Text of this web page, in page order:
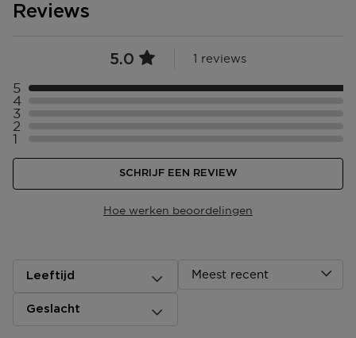
Reviews
5.0 1 reviews
Hoe werken beoordelingen
Selecteer ({numberOfReviews}} met 5 sterren
5
Selecteer ({numberOfReviews}} met 4 sterren
4
Selecteer ({numberOfReviews}} met 3 sterren
3
Selecteer ({numberOfReviews}} met 2 sterren
2
Selecteer ({numberOfReviews}} met 1 sterren
1
SCHRIJF EEN REVIEW
Leeftijd
Geslacht
Meest recent